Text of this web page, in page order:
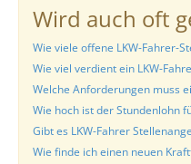
Wird auch oft
Wie viele offene LKW-Fahrer-
Wie viel verdient ein LKW-
Welche Anforderungen muss
Wie hoch ist der Stundenlohn
Gibt es LKW-Fahrer
Wie finde ich einen neuen